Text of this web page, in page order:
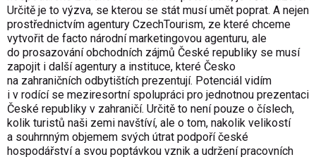
Určitě je to výzva, se kterou se stát musí umět poprat. A nejen
prostřednictvím agentury CzechTourism, ze které chceme
vytvořit de facto národní marketingovou agenturu, ale
do prosazování obchodních zájmů České republiky se musí
zapojit i další agentury a instituce, které Česko
na zahraničních odbytištích prezentují. Potenciál vidím
i v rodící se meziresortní spolupráci pro jednotnou prezentaci
České republiky v zahraničí. Určitě to není pouze o číslech,
kolik turistů naši zemi navštíví, ale o tom, nakolik velikostí
a souhrnným objemem svých útrat podpoří české
hospodářství a svou poptávkou vznik a udržení pracovních